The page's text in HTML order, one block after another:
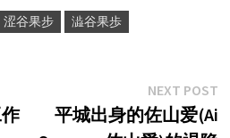
涩谷果步 澁谷果歩
NEXT POST
平城出身的佐山爱(Ai